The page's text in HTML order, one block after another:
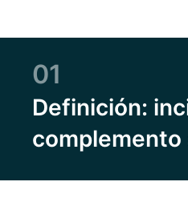
01
Definición: